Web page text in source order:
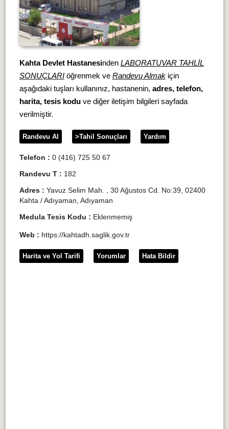
Kahta Devlet Hastanesinden LABORATUVAR TAHLİL
SONUÇLARIöğrenmek ve Randevu Almakiçin
aşağıdaki tuşları kullanınız, hastanenin, adres, telefon,
harita, tesis koduve diğer iletişim bilgileri sayfada
verilmiştir.
Randevu Al >Tahil Sonuçları Yardım
Telefon : 0 (416) 725 50 67
Randevu T : 182
Adres : Yavuz Selim Mah. , 30 Ağustos Cd. No:39, 02400
Kahta / Adıyaman, Adıyaman
Medula Tesis Kodu : Eklenmemiş
Web : https://kahtadh.saglik.gov.tr
Harita ve Yol Tarifi Yorumlar Hata Bildir